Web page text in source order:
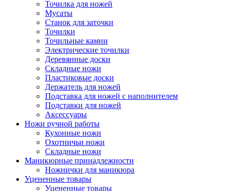
Точилка для ножей
Мусаты
Станок для заточки
Точилки
Точильные камни
Электрические точилки
Деревянные доски
Складные ножи
Пластиковые доски
Держатель для ножей
Подставка для ножей с наполнителем
Подставки для ножей
Аксессуары
Ножи ручной работы
Кухонные ножи
Охотничьи ножи
Складные ножи
Маникюрные принадлежности
Ножнички для маникюра
Уцененные товары
Уцененные товары